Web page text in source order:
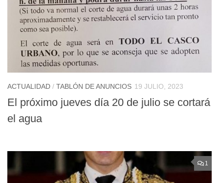
ACTUALIDAD / TABLÓN DE ANUNCIOS 19 JULIO, 2023
El próximo jueves día 20 de julio se cortará
el agua
1